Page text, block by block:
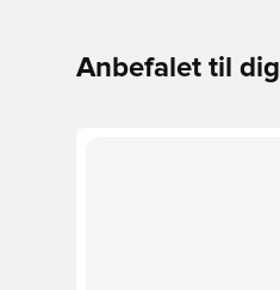
Anbefalet til dig